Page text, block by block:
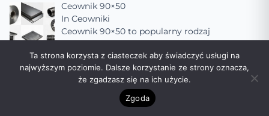
Ceownik 90×50
In Ceowniki
Ceownik 90×50 to popularny rodzaj
kształtownika stalowego, szeroko stosowany w
budownictwie, przemyśle maszynowym oraz
innych dziedzinach, gdzie[…]
Ceownik 90×40
Ta strona korzysta z ciasteczek aby świadczyć usługi na
najwyższym poziomie. Dalsze korzystanie ze strony oznacza,
że zgadzasz się na ich użycie.
Zgoda